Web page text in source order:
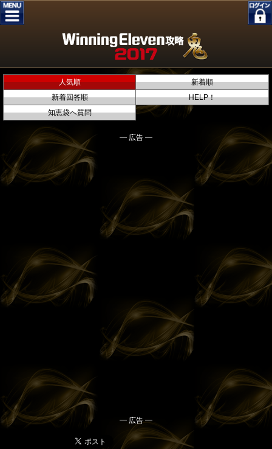
人気順
新着順
新着回答順
HELP！
知恵袋へ質問
━ 広告 ━
━ 広告 ━